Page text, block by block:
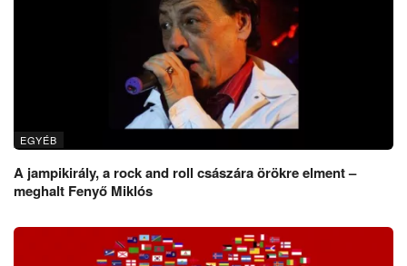
EGYÉB
A jampikirály, a rock and roll császára örökre elment –
meghalt Fenyő Miklós